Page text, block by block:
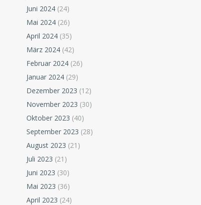
Juni 2024 (24)
Mai 2024 (26)
April 2024 (35)
März 2024 (42)
Februar 2024 (26)
Januar 2024 (29)
Dezember 2023 (12)
November 2023 (30)
Oktober 2023 (40)
September 2023 (28)
August 2023 (21)
Juli 2023 (21)
Juni 2023 (30)
Mai 2023 (36)
April 2023 (24)